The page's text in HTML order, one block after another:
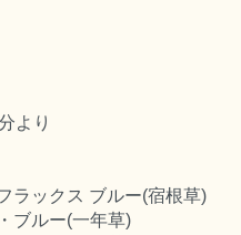
より
ラックス ブルー(宿根草)
ブルー(一年草)